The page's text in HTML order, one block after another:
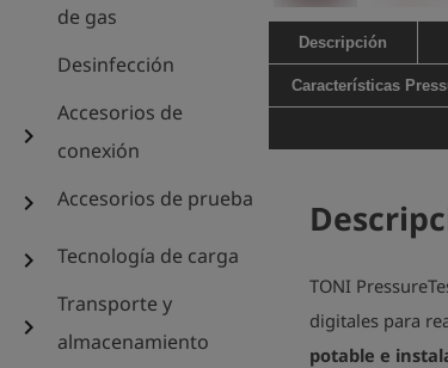
de gas
Desinfección
chevron_right
Accesorios de
conexión
chevron_right Accesorios de prueba
chevron_right Tecnología de carga
chevron_right
Transporte y
almacenamiento
Descripción
Características
TONI
digitales para
potable e